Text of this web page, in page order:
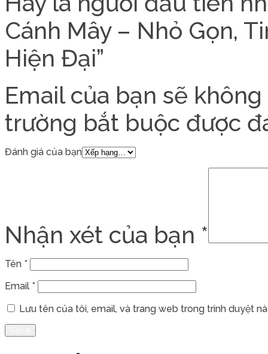
Cánh Mây – Nhỏ Gọn,
Hiện Đại”
Email của bạn sẽ
trường bắt buộc được
Đánh giá của bạn
Nhận xét của bạn *
Tên *
Email *
Lưu tên của tôi, email, và trang web trong trình duyệt